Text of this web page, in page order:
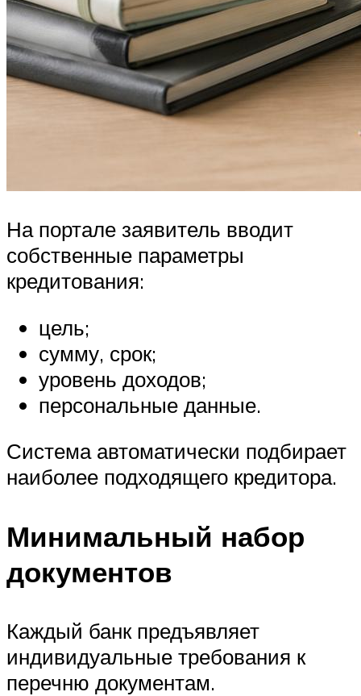
На портале заявитель вводит
собственные параметры
кредитования:
цель;
сумму, срок;
уровень доходов;
персональные данные.
Система автоматически подбирает
наиболее подходящего кредитора.
Минимальный набор
документов
Каждый банк предъявляет
индивидуальные требования к
перечню документам.